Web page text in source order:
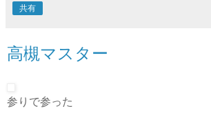
共有
高槻マスター
参りで参った